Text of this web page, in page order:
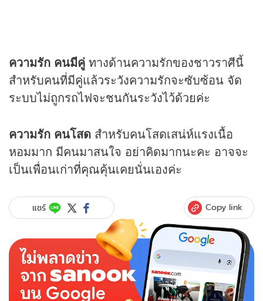
ความรัก คนมีคู่ ทางด้านความรักของชาวราศีนี้
สำหรับคนที่มีคู่แล้วระวังความรักจะซับซ้อน จัด
ระบบไม่ถูกรถไฟจะชนกันระวังไว้ด้วยค่ะ
ความรัก คนโสด สำหรับคนโสดเสน่ห์แรงเนื้อ
หอมมาก มีคนมาสนใจ อย่าคิดมากนะคะ อาจจะ
เป็นเพื่อนเก่าที่คุณคุ้นเคยนั่นเองค่ะ
แชร์ Copy link